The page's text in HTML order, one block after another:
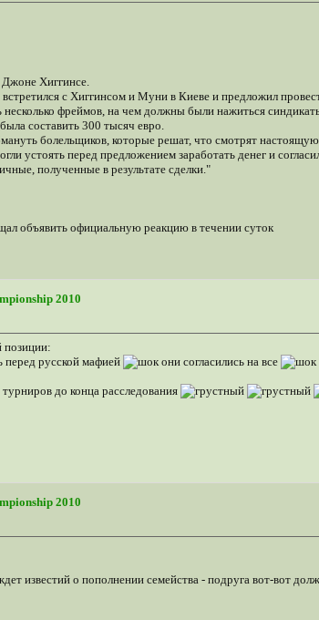
Джоне Хиггинсе.
с Хиггинсом и Муни в Киеве и предложил
несколько фреймов, на чем должны были нажиться
составить 300 тысяч евро.
болельщиков, которые решат, что смотрят
устоять перед предложением заработать денег и
полученные в результате сделки."
объявить официальную реакцию в течении суток
2010
перед русской мафией
они согласились на все
до конца расследования
2010
известий о пополнении семейства - подруга вот-вот